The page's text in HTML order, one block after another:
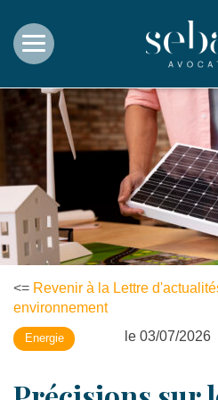
<= Revenir à la Lettre
environnement
Energie le 03/07/2026